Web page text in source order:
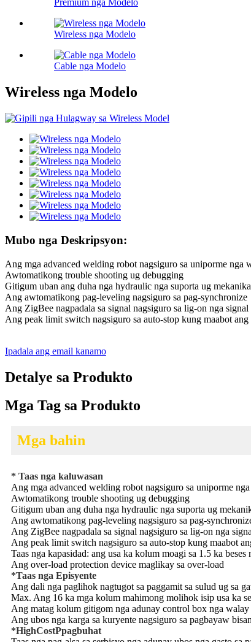
Premium nga Modelo
Wireless nga Modelo
Cable nga Modelo
Wireless nga Modelo
Mubo nga Deskripsyon:
Ang mga advanced welding robot nagsiguro sa uniporme nga
Awtomatikong trouble shooting ug debugging
Gitigum uban ang duha nga hydraulic nga suporta ug
Ang awtomatikong pag-leveling nagsiguro sa pag-synchronize
Ang ZigBee nagpadala sa signal nagsiguro sa lig-on nga
Ang peak limit switch nagsiguro sa auto-stop kung maabot ang
Ipadala ang email kanamo
Detalye sa Produkto
Mga Tag sa Produkto
Mga bahin
* Taas nga kaluwasan
Ang mga advanced welding robot nagsiguro sa uniporme
Awtomatikong trouble shooting ug debugging
Gitigum uban ang duha nga hydraulic nga suporta ug
Ang awtomatikong pag-leveling nagsiguro sa pag-
Ang ZigBee nagpadala sa signal nagsiguro sa lig-on nga
Ang peak limit switch nagsiguro sa auto-stop kung maabot
Taas nga kapasidad: ang usa ka kolum moagi sa 1.5 ka
Ang over-load protection device maglikay sa over-load
*Taas nga Episyente
Ang dali nga paglihok nagtugot sa paggamit sa sulud ug sa
Max. Ang 16 ka mga kolum mahimong molihok isip usa ka
Ang matag kolum gitigom nga adunay control box nga
Ang ubos nga karga sa kuryente nagsiguro sa pagbayaw
*HighCostPpagbuhat